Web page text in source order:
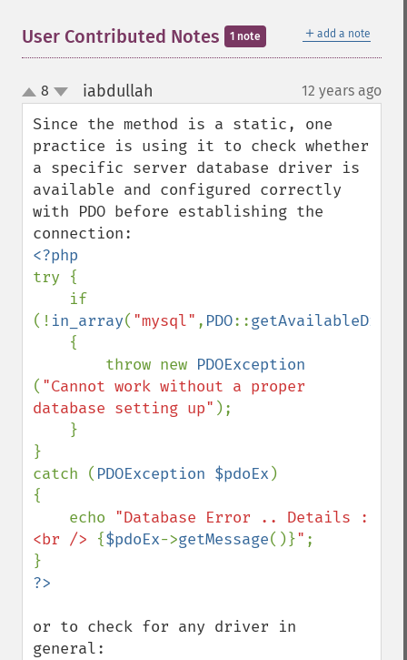
＋ add a note
User Contributed Notes 1 note
up
down
8 iabdullah 12 years ago
Since the method is a static, one
practice is using it to check whether
a specific server database driver is
available and configured correctly
with PDO before establishing the
try {
(! in_array( "mysql" , PDO::
        throw new
( "Cannot work without a proper
database setting up" );
}
catch ( PDOException $pdoEx )
{
    echo
"Database Error .. Details :
<br /> {$pdoEx->getMessage()}" ;
or to check for any driver in